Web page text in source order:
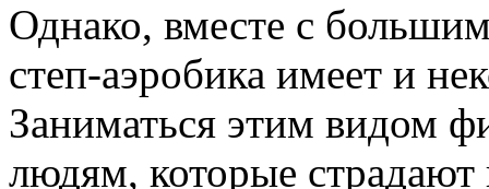
Однако, вместе с
степ-аэробика имеет и
Заниматься этим видом
людям, которые страдают